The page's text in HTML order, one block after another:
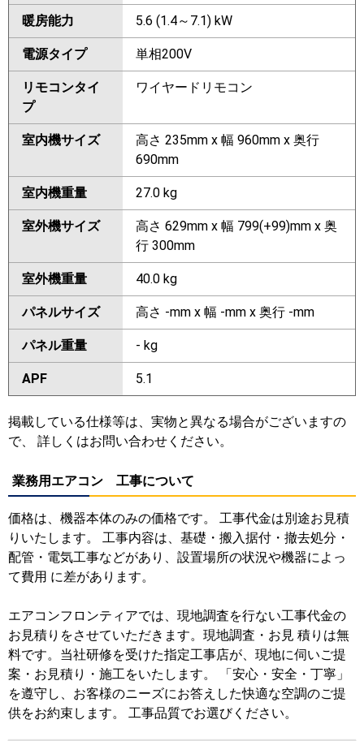
暖房能力 5.6 (1.4～7.1) kW
電源タイプ 単相200V
リモコンタイ
プ
ワイヤードリモコン
室内機サイズ
高さ 235mm x 幅 960mm x 奥行
690mm
室内機重量 27.0 kg
室外機サイズ
高さ 629mm x 幅 799(+99)mm x 奥
行 300mm
室外機重量 40.0 kg
パネルサイズ 高さ -mm x 幅 -mm x 奥行 -mm
パネル重量 - kg
APF 5.1
掲載している仕様等は、実物と異なる場合がございますの
で、 詳しくはお問い合わせください。
業務用エアコン 工事について
価格は、機器本体のみの価格です。 工事代金は別途お見積
りいたします。 工事内容は、基礎・搬入据付・撤去処分・
配管・電気工事などがあり、設置場所の状況や機器によっ
て費用 に差があります。
エアコンフロンティアでは、現地調査を行ない工事代金の
お見積りをさせていただきます。現地調査・お見 積りは無
料です。当社研修を受けた指定工事店が、現地に伺いご提
案・お見積り・施工をいたします。 「安心・安全・丁寧」
を遵守し、お客様のニーズにお答えした快適な空調のご提
供をお約束します。 工事品質でお選びください。